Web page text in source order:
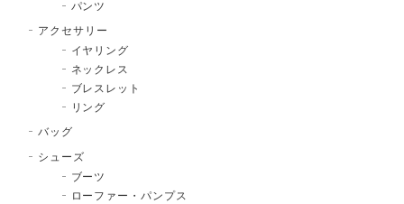
パンツ
アクセサリー
イヤリング
ネックレス
ブレスレット
リング
バッグ
シューズ
ブーツ
ローファー・パンプス